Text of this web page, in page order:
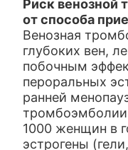
Риск венозной
от способа
Венозная
глубоких вен,
побочным
пероральных
ранней
тромбоэмболии
1000 женщин в
эстрогены